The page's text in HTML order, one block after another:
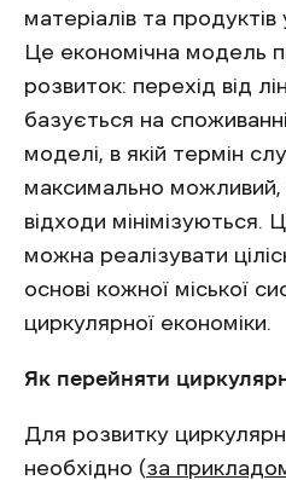
матеріалів та
Це економічна модель
розвиток: перехід від
базується на
моделі, в якій термін
максимально можливий,
відходи мінімізуються.
можна реалізувати
основі кожної міської
циркулярної економіки.
Як перейняти
Для розвитку
необхідно (за